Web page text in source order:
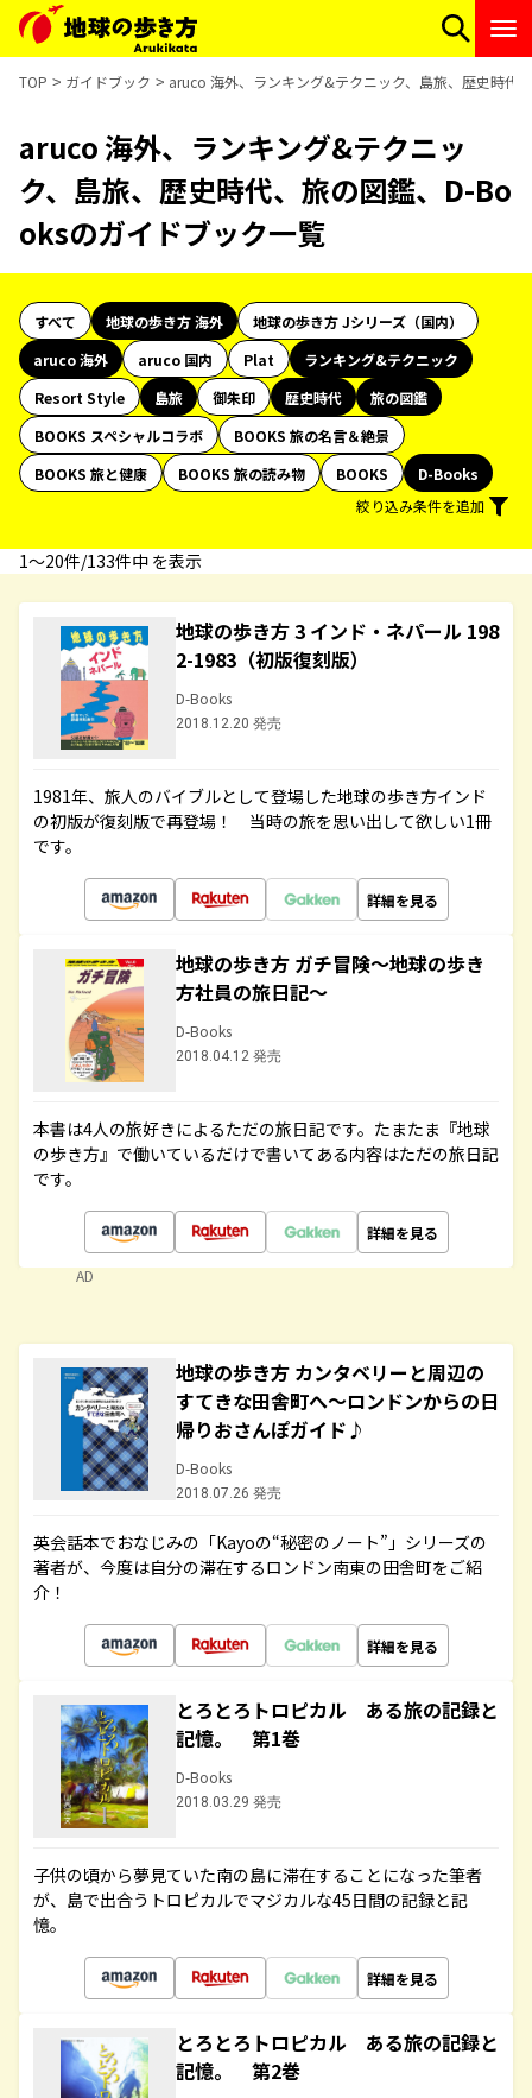
TOP ガイドブック aruco 海外、ランキング&テクニック、島旅、歴史時代
aruco 海外、ランキング&テクニッ
ク、島旅、歴史時代、旅の図鑑、D-Bo
oksのガイドブック一覧
すべて 地球の歩き方 海外
地球の歩き方 Jシリーズ（国内）
aruco 海外
aruco 国内 Plat
ランキング&テクニック
Resort Style
島旅 御朱印 歴史時代
旅の図鑑
BOOKS スペシャルコラボ
BOOKS 旅の名言＆絶景
BOOKS 旅と健康
BOOKS 旅の読み物 BOOKS
D-Books
絞り込み条件を追加
1〜20件/133件中 を表示
地球の歩き方 3 インド・ネパール 198
2-1983（初版復刻版）
D-Books
2018.12.20 発売
1981年、旅人のバイブルとして登場した地球の歩き方インド
の初版が復刻版で再登場！ 当時の旅を思い出して欲しい1冊
です。
詳細を見る
地球の歩き方 ガチ冒険～地球の歩き
方社員の旅日記～
D-Books
2018.04.12 発売
本書は4人の旅好きによるただの旅日記です。たまたま『地球
の歩き方』で働いているだけで書いてある内容はただの旅日記
です。
詳細を見る
AD
地球の歩き方 カンタベリーと周辺の
すてきな田舎町へ～ロンドンからの日
帰りおさんぽガイド♪
D-Books
2018.07.26 発売
英会話本でおなじみの「Kayoの“秘密のノート”」シリーズの
著者が、今度は自分の滞在するロンドン南東の田舎町をご紹
介！
詳細を見る
とろとろトロピカル ある旅の記録と
記憶。 第1巻
D-Books
2018.03.29 発売
子供の頃から夢見ていた南の島に滞在することになった筆者
が、島で出合うトロピカルでマジカルな45日間の記録と記
憶。
詳細を見る
とろとろトロピカル ある旅の記録と
記憶。 第2巻